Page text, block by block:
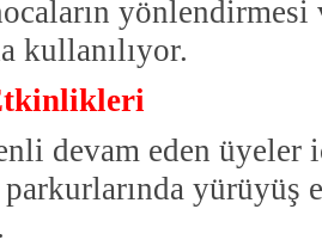
kullanılıyor.
devam eden üyeler